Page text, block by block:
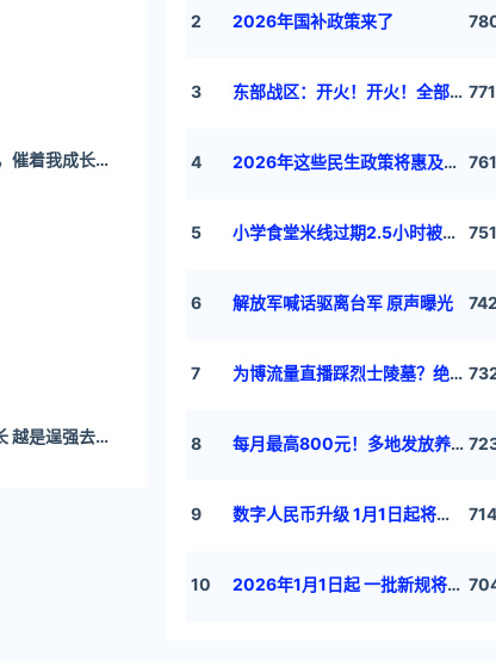
Soniloon 守着我的善良，催着我成长 fapello.com
小欣奈 迎风心事 日深夜长 越是逞强去开朗 笑声越沙哑- 茉莉次元
2 2026年国补政策来了
3 东部战区：开火！开火！全部命中！
4 2026年这些民生政策将惠及百姓
5 小学食堂米线过期2.5小时被罚5万
6 解放军喊话驱离台军 原声曝光
7 为博流量直播踩烈士陵墓？绝不姑息
8 每月最高800元！多地发放养老消费券
9 数字人民币升级 1月1日起将计付利息
10 2026年1月1日起 一批新规将施行